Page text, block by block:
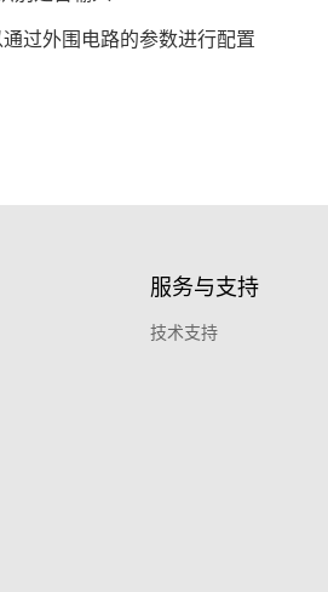
过外围电路的参数进行配置
服务与支持
技术支持